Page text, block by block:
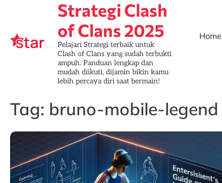
Strategi Clash
of Clans 2025
Pelajari Strategi terbaik untuk
Clash of Clans yang sudah terbukti
ampuh. Panduan lengkap dan
mudah diikuti, dijamin bikin kamu
lebih percaya diri saat bermain!
Home
Tag: bruno-mobile-legend